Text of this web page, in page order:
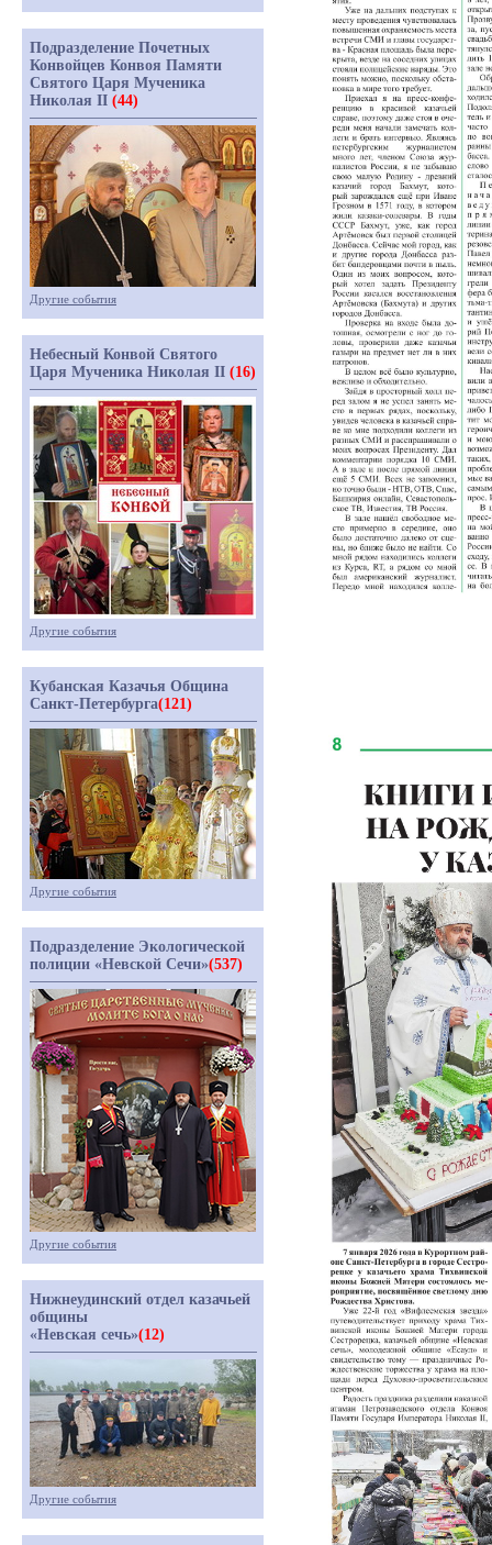
Подразделение Почетных
Конвойцев Конвоя Памяти
Святого Царя Мученика
Николая II (44)
Другие события
Небесный Конвой Святого
Царя Мученика Николая II (16)
Другие события
Кубанская Казачья Община
Санкт-Петербурга(121)
Другие события
Подразделение Экологической
полиции «Невской Сечи»(537)
Другие события
Нижнеудинский отдел казачьей
общины
«Невская сечь»(12)
Другие события